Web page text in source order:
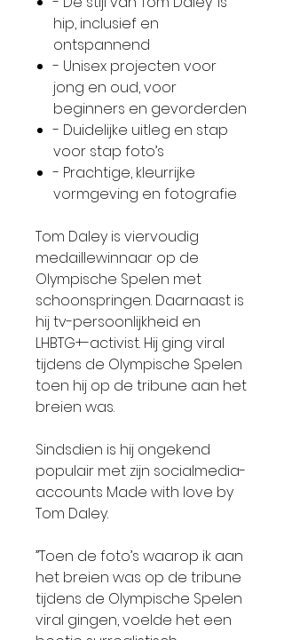
hip, inclusief en
ontspannend
- Unisex projecten voor
jong en oud, voor
beginners en gevorderden
- Duidelijke uitleg en stap
voor stap foto’s
- Prachtige, kleurrijke
vormgeving en fotografie
Tom Daley is viervoudig
medaillewinnaar op de
Olympische Spelen met
schoonspringen. Daarnaast is
hij tv-persoonlijkheid en
LHBTG+-activist. Hij ging viral
tijdens de Olympische Spelen
toen hij op de tribune aan het
breien was.
Sindsdien is hij ongekend
populair met zijn socialmedia-
accounts Made with love by
Tom Daley.
”Toen de foto’s waarop ik aan
het breien was op de tribune
tijdens de Olympische Spelen
viral gingen, voelde het een